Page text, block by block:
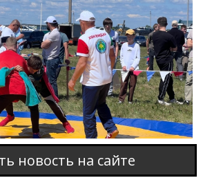
новость на сайте